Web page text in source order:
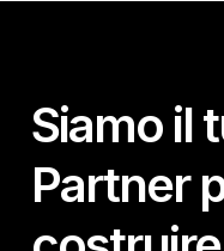
Siamo il
Partner